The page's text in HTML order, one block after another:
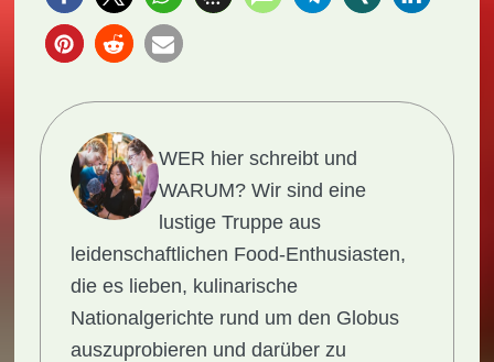
WER hier schreibt und
WARUM?Wir sind eine
lustige Truppe aus
leidenschaftlichen Food-Enthusiasten,
die es lieben, kulinarische
Nationalgerichte rund um den Globus
auszuprobieren und darüber zu